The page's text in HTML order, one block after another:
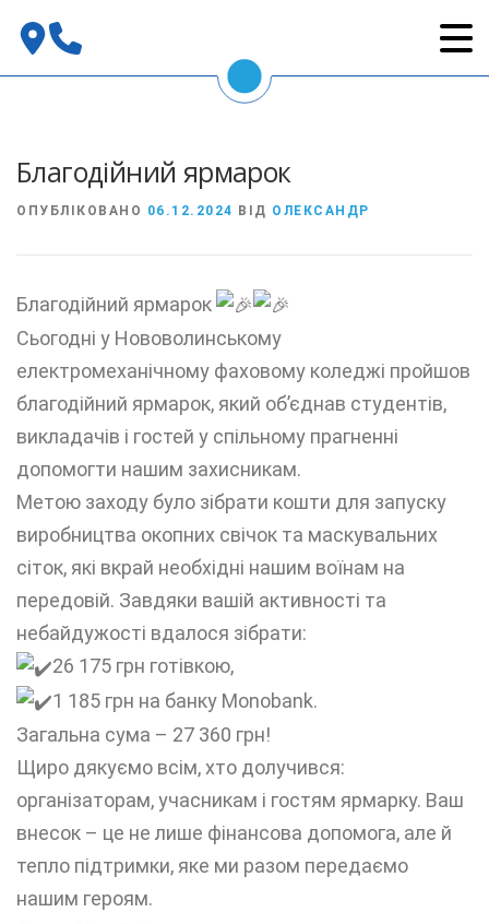
Благодійний ярмарок
ОПУБЛІКОВАНО 06.12.2024 ВІД ОЛЕКСАНДР
Благодійний ярмарок
Сьогодні у Нововолинському
електромеханічному фаховому коледжі пройшов
благодійний ярмарок, який об’єднав студентів,
викладачів і гостей у спільному прагненні
допомогти нашим захисникам.
Метою заходу було зібрати кошти для запуску
виробництва окопних свічок та маскувальних
сіток, які вкрай необхідні нашим воїнам на
передовій. Завдяки вашій активності та
небайдужості вдалося зібрати:
26 175 грн готівкою,
1 185 грн на банку Monobank.
Загальна сума – 27 360 грн!
Щиро дякуємо всім, хто долучився:
організаторам, учасникам і гостям ярмарку. Ваш
внесок – це не лише фінансова допомога, але й
тепло підтримки, яке ми разом передаємо
нашим героям.